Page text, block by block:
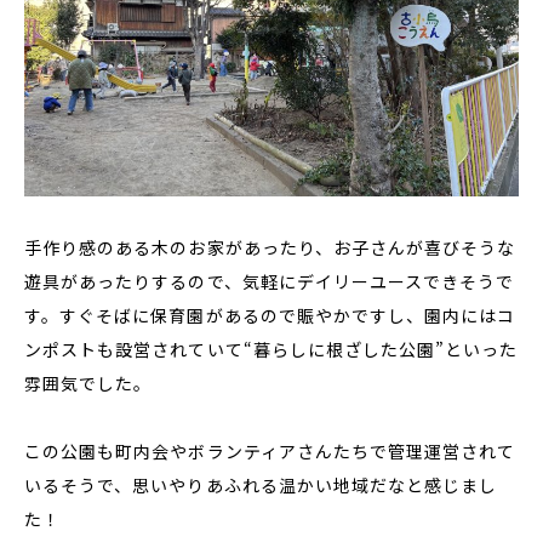
手作り感のある木のお家があったり、お子さんが喜びそうな
遊具があったりするので、気軽にデイリーユースできそうで
す。すぐそばに保育園があるので賑やかですし、園内にはコ
ンポストも設営されていて“暮らしに根ざした公園”といった
雰囲気でした。
この公園も町内会やボランティアさんたちで管理運営されて
いるそうで、思いやりあふれる温かい地域だなと感じまし
た！